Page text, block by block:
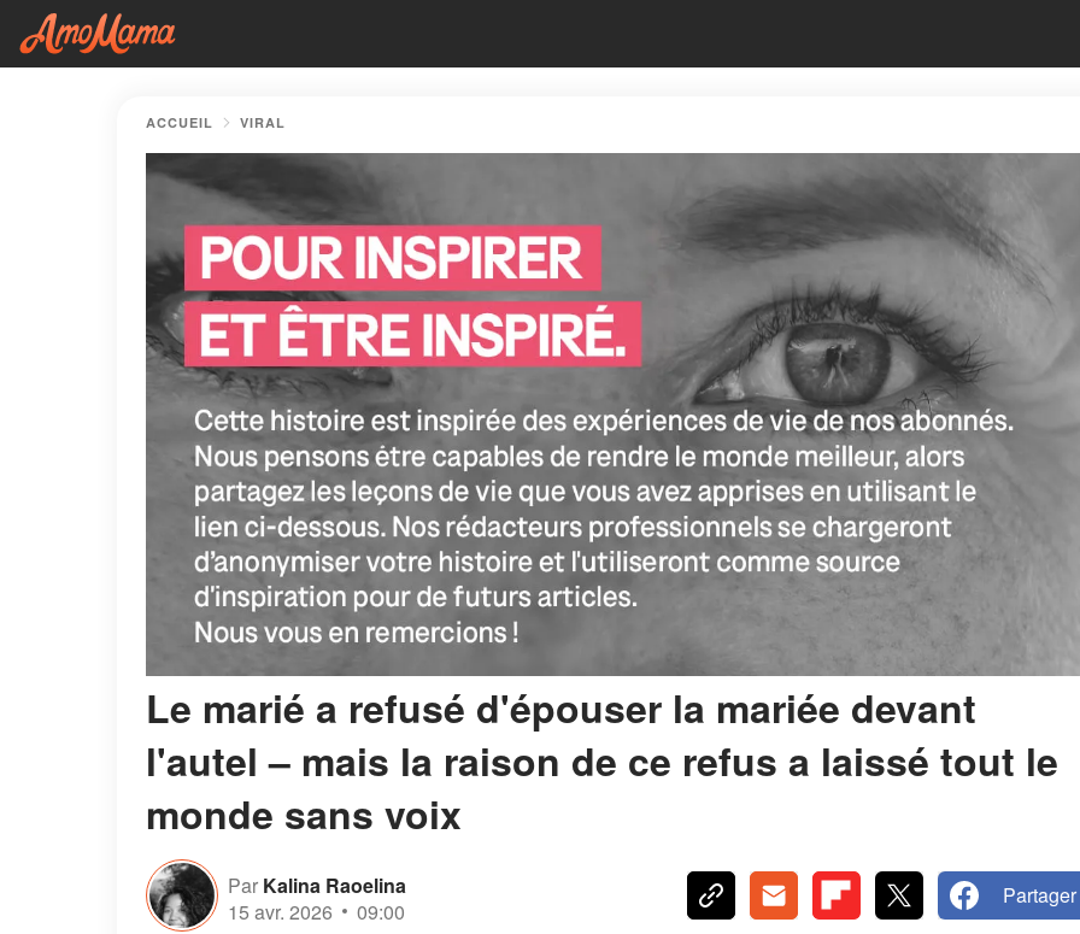
ACCUEIL VIRAL
Le marié a refusé d'épouser la mariée devant
l'autel – mais la raison de ce refus a laissé tout le
monde sans voix
Par Kalina Raoelina
15 avr. 2026
09:00
Partager